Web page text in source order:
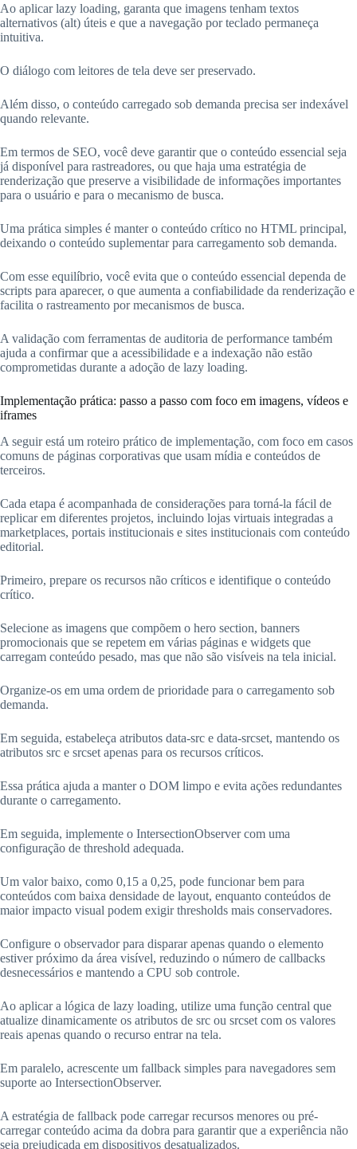
Ao aplicar lazy loading, garanta que imagens tenham textos
alternativos (alt) úteis e que a navegação por teclado permaneça
intuitiva.
O diálogo com leitores de tela deve ser preservado.
Além disso, o conteúdo carregado sob demanda precisa ser indexável
quando relevante.
Em termos de SEO, você deve garantir que o conteúdo essencial seja
já disponível para rastreadores, ou que haja uma estratégia de
renderização que preserve a visibilidade de informações importantes
para o usuário e para o mecanismo de busca.
Uma prática simples é manter o conteúdo crítico no HTML principal,
deixando o conteúdo suplementar para carregamento sob demanda.
Com esse equilíbrio, você evita que o conteúdo essencial dependa de
scripts para aparecer, o que aumenta a confiabilidade da renderização e
facilita o rastreamento por mecanismos de busca.
A validação com ferramentas de auditoria de performance também
ajuda a confirmar que a acessibilidade e a indexação não estão
comprometidas durante a adoção de lazy loading.
Implementação prática: passo a passo com foco em imagens, vídeos e
iframes
A seguir está um roteiro prático de implementação, com foco em casos
comuns de páginas corporativas que usam mídia e conteúdos de
terceiros.
Cada etapa é acompanhada de considerações para torná-la fácil de
replicar em diferentes projetos, incluindo lojas virtuais integradas a
marketplaces, portais institucionais e sites institucionais com conteúdo
editorial.
Primeiro, prepare os recursos não críticos e identifique o conteúdo
crítico.
Selecione as imagens que compõem o hero section, banners
promocionais que se repetem em várias páginas e widgets que
carregam conteúdo pesado, mas que não são visíveis na tela inicial.
Organize-os em uma ordem de prioridade para o carregamento sob
demanda.
Em seguida, estabeleça atributos data-src e data-srcset, mantendo os
atributos src e srcset apenas para os recursos críticos.
Essa prática ajuda a manter o DOM limpo e evita ações redundantes
durante o carregamento.
Em seguida, implemente o IntersectionObserver com uma
configuração de threshold adequada.
Um valor baixo, como 0,15 a 0,25, pode funcionar bem para
conteúdos com baixa densidade de layout, enquanto conteúdos de
maior impacto visual podem exigir thresholds mais conservadores.
Configure o observador para disparar apenas quando o elemento
estiver próximo da área visível, reduzindo o número de callbacks
desnecessários e mantendo a CPU sob controle.
Ao aplicar a lógica de lazy loading, utilize uma função central que
atualize dinamicamente os atributos de src ou srcset com os valores
reais apenas quando o recurso entrar na tela.
Em paralelo, acrescente um fallback simples para navegadores sem
suporte ao IntersectionObserver.
A estratégia de fallback pode carregar recursos menores ou pré-
carregar conteúdo acima da dobra para garantir que a experiência não
seja prejudicada em dispositivos desatualizados.